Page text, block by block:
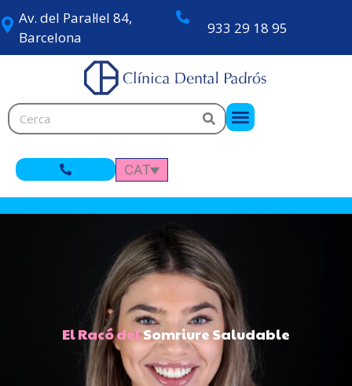
Av. del Paral·lel 84,
Barcelona
933 29 18 95
CAT
El Racó delSomriure Saludable